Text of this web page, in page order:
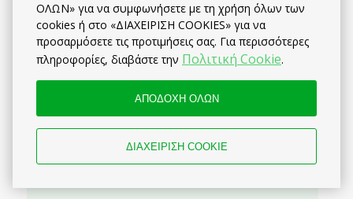
ΟΛΩΝ» για να συμφωνήσετε με τη χρήση όλων των
cookies ή στο «ΔΙΑΧΕΙΡΙΣΗ COOKIES» για να
προσαρμόσετε τις προτιμήσεις σας. Για περισσότερες
πληροφορίες, διαβάστε την Πολιτική Cookie.
ΑΠΟΔΟΧΗ ΟΛΩΝ
ΔΙΑΧΕΙΡΙΣΗ COOKIE
Seafront -
Harbour view ,...